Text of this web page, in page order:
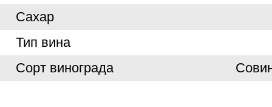
Сахар
Тип вина
Сорт винограда